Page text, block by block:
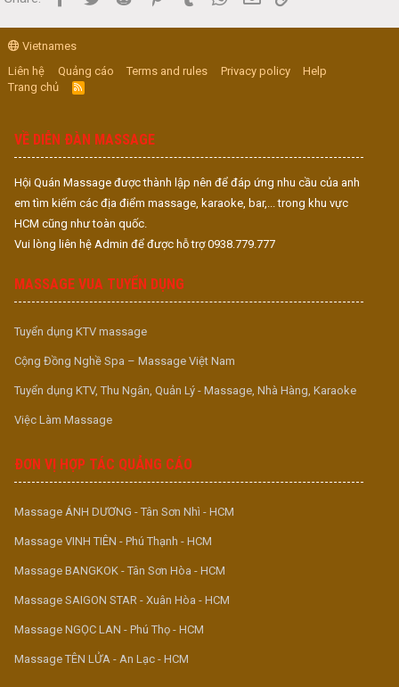
Vietnames
Liên hệ
Quảng cáo Terms and rules Privacy policy
Help
Trang chủ
R
S
VỀ DIỄN ĐÀN MASSAGE
Hội Quán Massage được thành lập nên để đáp ứng nhu cầu của anh
em tìm kiếm các địa điểm massage, karaoke, bar,... trong khu vực
HCM cũng như toàn quốc.
Vui lòng liên hệ Admin để được hỗ trợ 0938.779.777
MASSAGE VUA TUYỂN DỤNG
Tuyển dụng KTV massage
Cộng Đồng Nghề Spa – Massage Việt Nam
Tuyển dụng KTV, Thu Ngân, Quản Lý - Massage, Nhà Hàng, Karaoke
Việc Làm Massage
ĐƠN VỊ HỢP TÁC QUẢNG CÁO
Massage ÁNH DƯƠNG - Tân Sơn Nhì - HCM
Massage VINH TIÊN - Phú Thạnh - HCM
Massage BANGKOK - Tân Sơn Hòa - HCM
Massage SAIGON STAR - Xuân Hòa - HCM
Massage NGỌC LAN - Phú Thọ - HCM
Massage TÊN LỬA - An Lạc - HCM